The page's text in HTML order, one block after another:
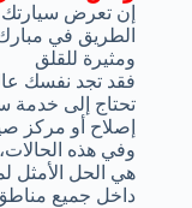
إن تعرض سيارتك
الطريق في
ومثيرة للقلق
فقد تجد نفسك
تحتاج إلى
إصلاح أو مركز
وفي هذه
هي الحل الأمثل
داخل جميع